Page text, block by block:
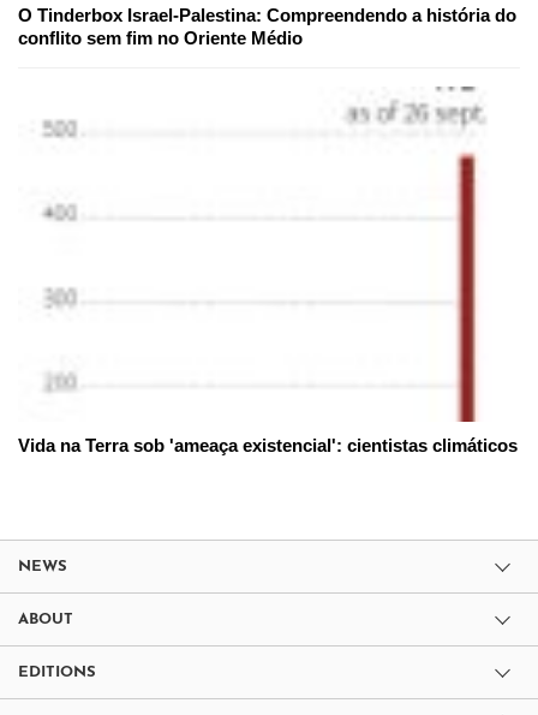
O Tinderbox Israel-Palestina: Compreendendo a história do
conflito sem fim no Oriente Médio
Vida na Terra sob 'ameaça existencial': cientistas climáticos
NEWS
ABOUT
EDITIONS